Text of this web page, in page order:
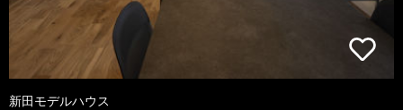
新田モデルハウス